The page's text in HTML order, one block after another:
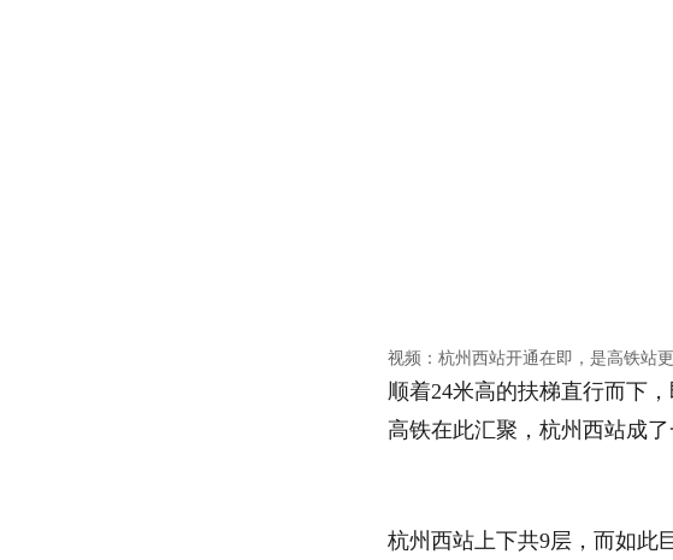
视频：杭州西站开通在即，是高铁站
顺着24米高的扶梯直行而下
高铁在此汇聚，杭州西站成
杭州西站上下共9层，而如此